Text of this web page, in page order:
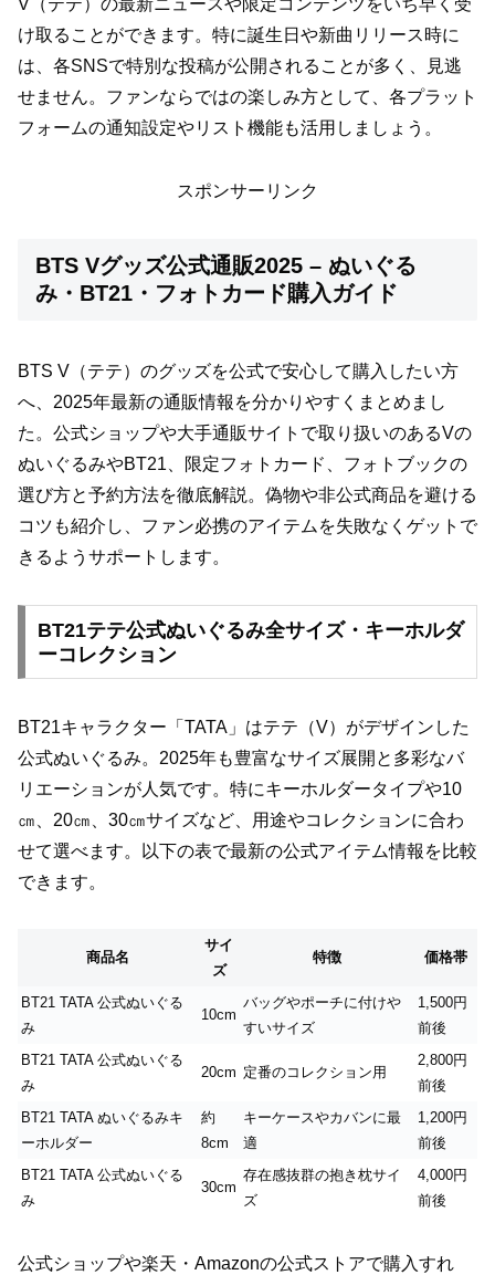
V（テテ）の最新ニュースや限定コンテンツをいち早く受
け取ることができます。特に誕生日や新曲リリース時に
は、各SNSで特別な投稿が公開されることが多く、見逃
せません。ファンならではの楽しみ方として、各プラット
フォームの通知設定やリスト機能も活用しましょう。
スポンサーリンク
BTS Vグッズ公式通販2025 – ぬいぐる
み・BT21・フォトカード購入ガイド
BTS V（テテ）のグッズを公式で安心して購入したい方
へ、2025年最新の通販情報を分かりやすくまとめまし
た。公式ショップや大手通販サイトで取り扱いのあるVの
ぬいぐるみやBT21、限定フォトカード、フォトブックの
選び方と予約方法を徹底解説。偽物や非公式商品を避ける
コツも紹介し、ファン必携のアイテムを失敗なくゲットで
きるようサポートします。
BT21テテ公式ぬいぐるみ全サイズ・キーホルダ
ーコレクション
BT21キャラクター「TATA」はテテ（V）がデザインした
公式ぬいぐるみ。2025年も豊富なサイズ展開と多彩なバ
リエーションが人気です。特にキーホルダータイプや10
㎝、20㎝、30㎝サイズなど、用途やコレクションに合わ
せて選べます。以下の表で最新の公式アイテム情報を比較
できます。
商品名
サイ
ズ
特徴 価格帯
BT21 TATA 公式ぬいぐる
み
10cm
バッグやポーチに付けや
すいサイズ
1,500円
前後
BT21 TATA 公式ぬいぐる
み
20cm 定番のコレクション用
2,800円
前後
BT21 TATA ぬいぐるみキ
ーホルダー
約
8cm
キーケースやカバンに最
適
1,200円
前後
BT21 TATA 公式ぬいぐる
み
30cm
存在感抜群の抱き枕サイ
ズ
4,000円
前後
公式ショップや楽天・Amazonの公式ストアで購入すれ